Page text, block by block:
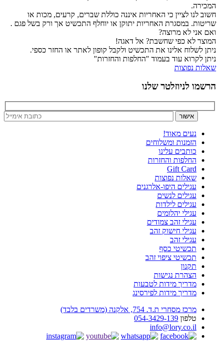
המכירה.
חשוב לנו לציין כי האחריות איננה כוללת שברים, קרעים, מכות או
שריטות. במסגרת האחריות יתוקן או יוחלף התכשיט אך ורק בשל פגם .
ואם אני לא מרוצה?
המוצר לא כפי שחשבת? אל דאגה!
ניתן לשלוח אלינו את התכשיט ולקבל קופון לאתר או החזר כספי.
ניתן לקרוא עוד בעמוד "החלפות והחזרות"
שאלות נפוצות
הרשמו לניוזלטר שלנו
נעים מאוד!
הזמנות ומשלוחים
כותבים עלינו
החלפות והחזרות
Gift Card
שאלות נפוצות
עגילים היפו-אלרגנים
עגילים לנשים
עגילים לילדות
עגילי יהלומים
עגילי זהב צמודים
עגילי חישוק זהב
עגילי זהב
תכשיטי כסף
תכשיטי ציפוי זהב
תקנון
הצהרת נגישות
מדריך מידות לטבעות
מדריך מידות לפירסינג
מרכז מסחרי ת.ד. 754, אלקנה (משרדים בלבד)
טלפון 054-3429-139
info@lory.co.il